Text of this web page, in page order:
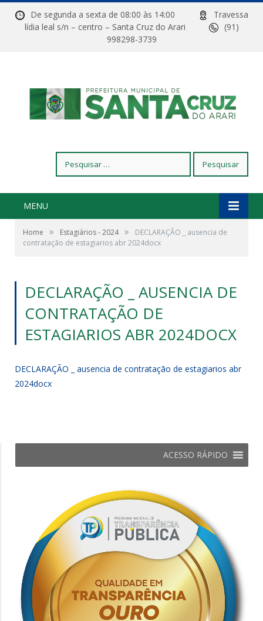
De segunda a sexta de 08:00 às 14:00
Travessa
lídia leal s/n – centro – Santa Cruz do Arari
(91)
998298-3739
por:
MENU
Home » Estagiários - 2024 »
DECLARAÇÃO _ ausencia de
contratação de estagiarios abr 2024docx
DECLARAÇÃO _ AUSENCIA DE
CONTRATAÇÃO DE
ESTAGIARIOS ABR 2024DOCX
DECLARAÇÃO _ ausencia de contratação de estagiarios abr
2024docx
ACESSO RÁPIDO